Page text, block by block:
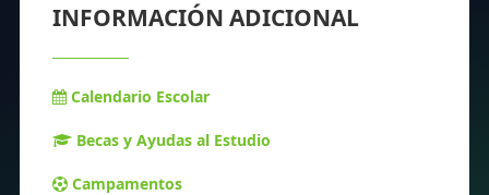
INFORMACIÓN ADICIONAL
Calendario Escolar
Becas y Ayudas al Estudio
Campamentos